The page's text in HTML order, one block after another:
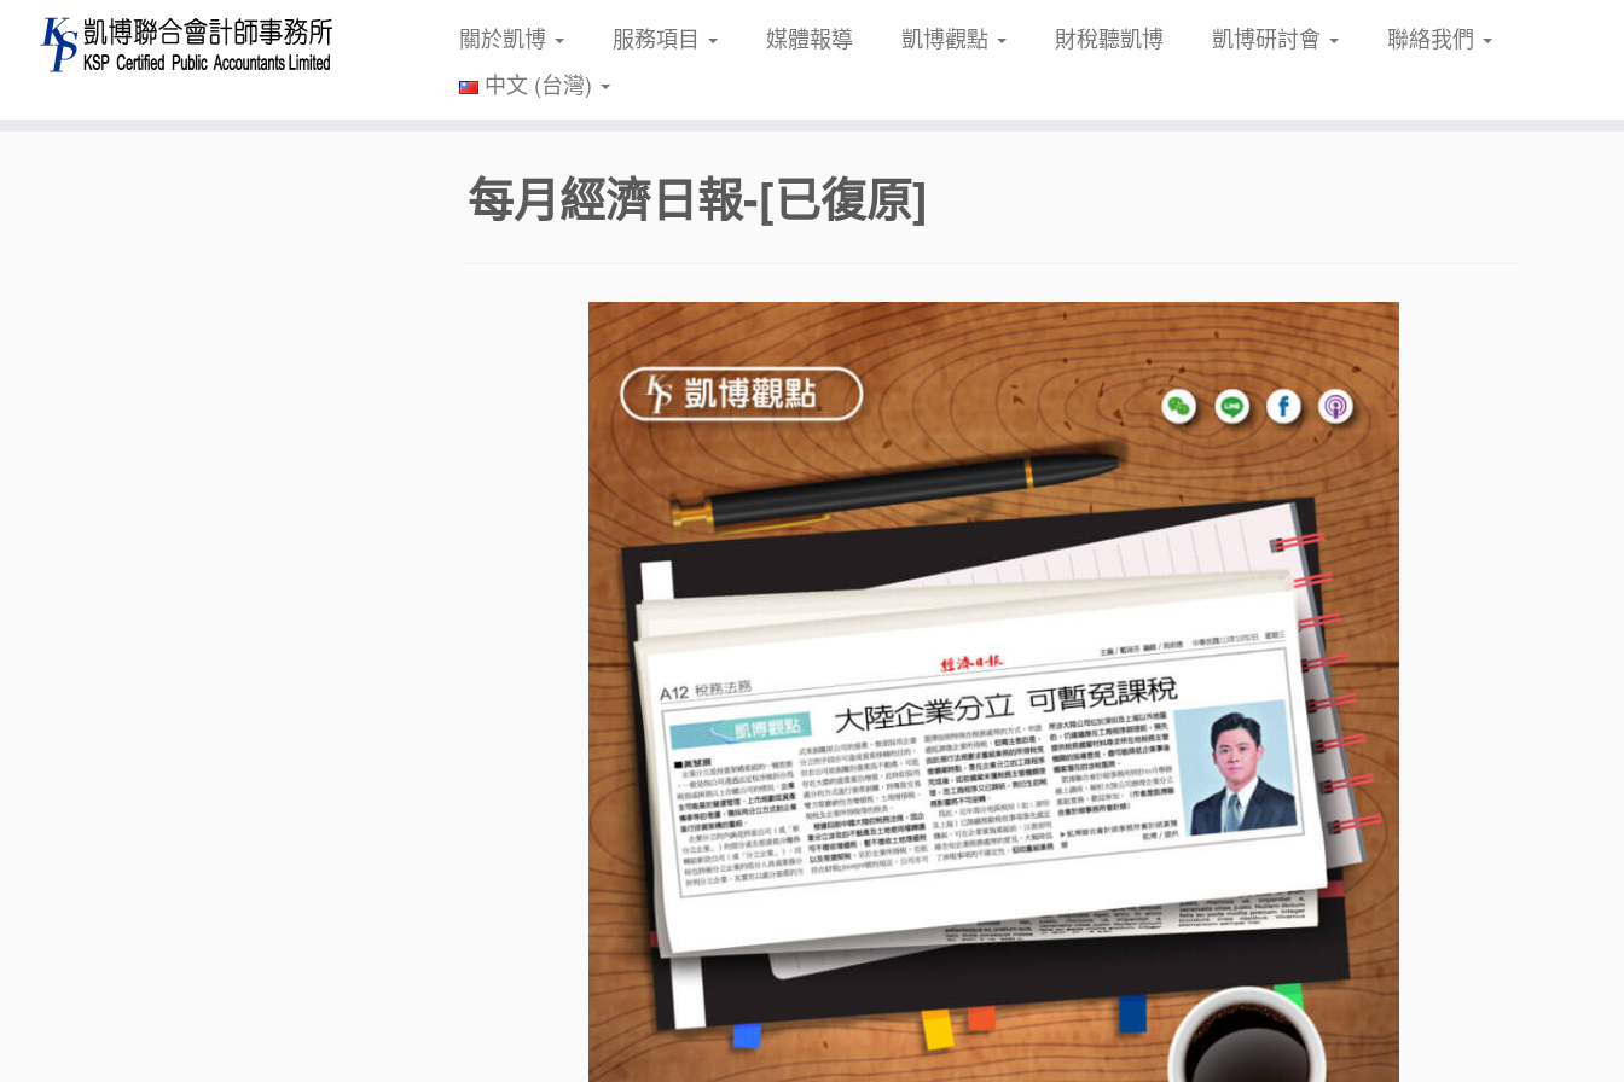
關於凱博 服務項目 媒體報導 凱博觀點 財稅聽凱博 凱博研討會
聯絡我們
中文 (台灣)
每月經濟日報-[已復原]